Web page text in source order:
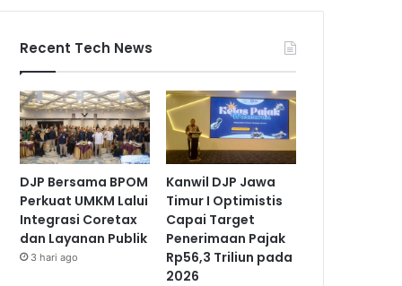
Recent Tech News
DJP Bersama BPOM
Perkuat UMKM Lalui
Integrasi Coretax
dan Layanan Publik
3 hari ago
Kanwil DJP Jawa
Timur I Optimistis
Capai Target
Penerimaan Pajak
Rp56,3 Triliun pada
2026